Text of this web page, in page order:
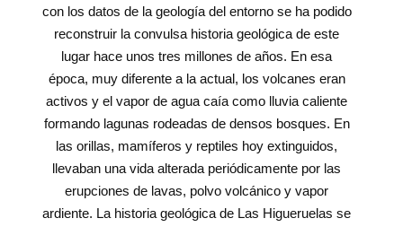
con los datos de la geología del entorno se ha podido
reconstruir la convulsa historia geológica de este
lugar hace unos tres millones de años. En esa
época, muy diferente a la actual, los volcanes eran
activos y el vapor de agua caía como lluvia caliente
formando lagunas rodeadas de densos bosques. En
las orillas, mamíferos y reptiles hoy extinguidos,
llevaban una vida alterada periódicamente por las
erupciones de lavas, polvo volcánico y vapor
ardiente. La historia geológica de Las Higueruelas se